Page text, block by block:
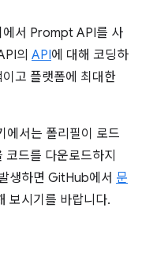
에서 Prompt API를 사
의 API에 대해 코딩하
고 플랫폼에 최대한
서는 폴리필이 로드
드를 다운로드하지
생하면 GitHub에서 문
보시기를 바랍니다.